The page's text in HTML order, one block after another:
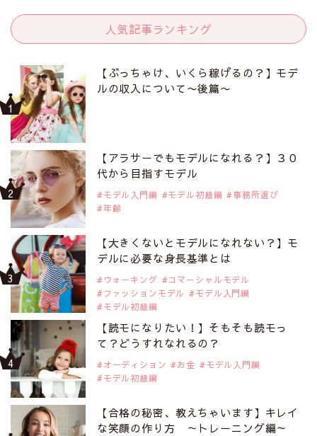
人気記事ランキング
【ぶっちゃけ、いくら稼げるの？】モデ
ルの収入について〜後篇〜
【アラサーでもモデルになれる？】３０
代から目指すモデル
モデル入門編 モデル初級編
事務所選び
年齢
【大きくないとモデルになれない？】モ
デルに必要な身長基準とは
ウォーキング
コマーシャルモデル
ファッションモデル
モデル入門編
モデル初級編
【読モになりたい！】そもそも読モっ
て？どうすれなれるの？
オーディション お金
モデル入門編
モデル初級編
【合格の秘密、教えちゃいます】キレイ
な笑顔の作り方 ～トレーニング編～